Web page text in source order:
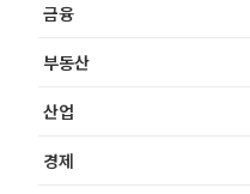
금융
부동산
산업
경제